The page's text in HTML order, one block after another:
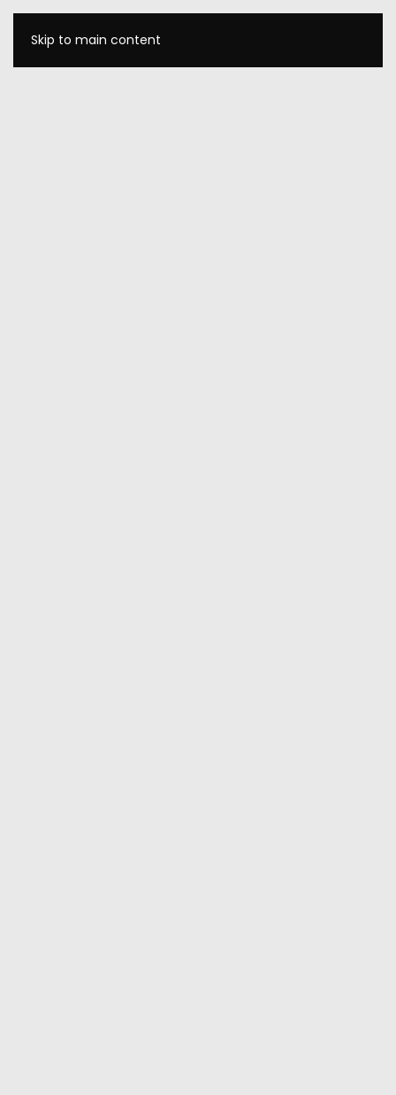
Skip to main content